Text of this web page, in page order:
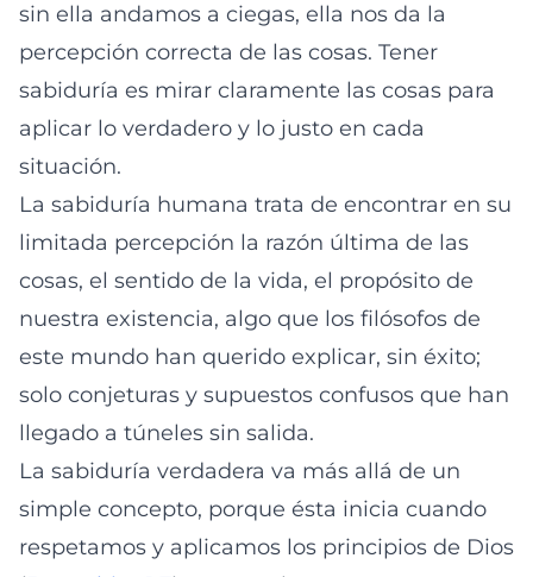
sin ella andamos a ciegas, ella nos da la
percepción correcta de las cosas. Tener
sabiduría es mirar claramente las cosas para
aplicar lo verdadero y lo justo en cada
situación.
La sabiduría humana trata de encontrar en su
limitada percepción la razón última de las
cosas, el sentido de la vida, el propósito de
nuestra existencia, algo que los filósofos de
este mundo han querido explicar, sin éxito;
solo conjeturas y supuestos confusos que han
llegado a túneles sin salida.
La sabiduría verdadera va más allá de un
simple concepto, porque ésta inicia cuando
respetamos y aplicamos los principios de Dios